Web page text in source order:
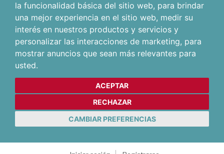
la funcionalidad básica del sitio web, para brindar
una mejor experiencia en el sitio web, medir su
interés en nuestros productos y servicios y
personalizar las interacciones de marketing, para
mostrar anuncios que sean más relevantes para
usted.
ACEPTAR
RECHAZAR
CAMBIAR PREFERENCIAS